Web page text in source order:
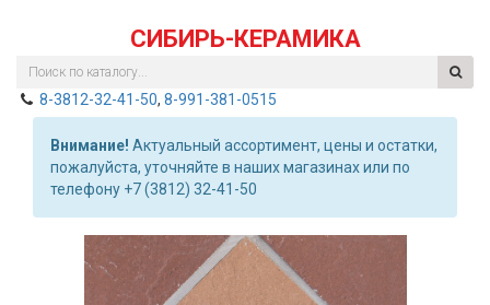
СИБИРЬ-КЕРАМИКА
8-3812-32-41-50, 8-991-381-0515
Внимание! Актуальный ассортимент, цены и остатки,
пожалуйста, уточняйте в наших магазинах или по
телефону +7 (3812) 32-41-50